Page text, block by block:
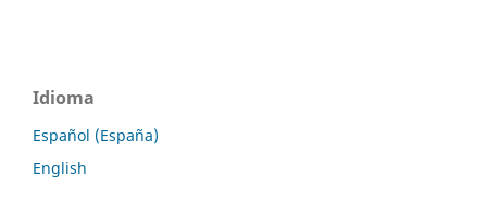
Idioma
Español (España)
English